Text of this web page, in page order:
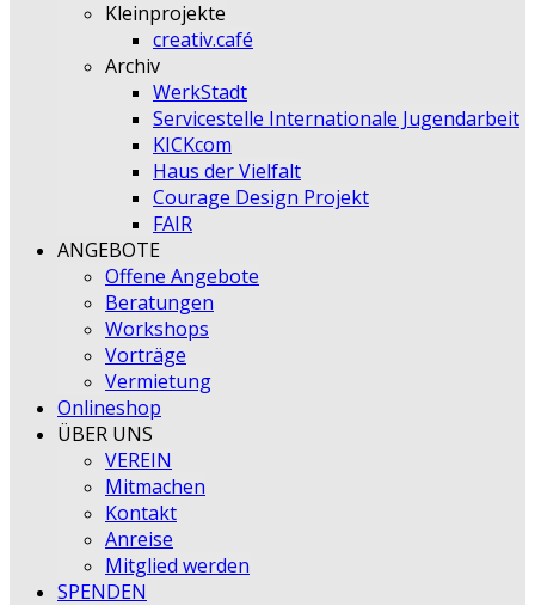
Kleinprojekte
creativ.café
Archiv
WerkStadt
Servicestelle Internationale Jugendarbeit
KICKcom
Haus der Vielfalt
Courage Design Projekt
FAIR
ANGEBOTE
Offene Angebote
Beratungen
Workshops
Vorträge
Vermietung
Onlineshop
ÜBER UNS
VEREIN
Mitmachen
Kontakt
Anreise
Mitglied werden
SPENDEN